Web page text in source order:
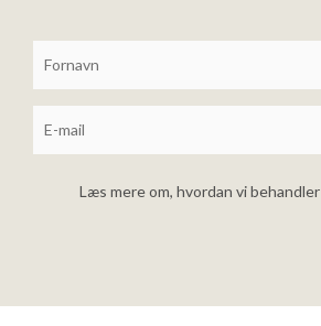
Læs mere om, hvordan vi behandler